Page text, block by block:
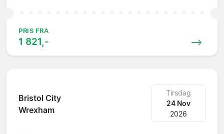
PRIS FRA
1 821,-
Bristol City
Wrexham
Tirsdag
24 Nov
2026